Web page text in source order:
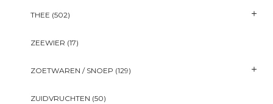
THEE (502)
ZEEWIER (17)
ZOETWAREN / SNOEP (129)
ZUIDVRUCHTEN (50)